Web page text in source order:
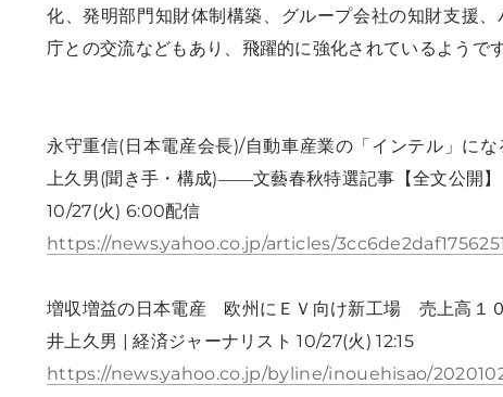
化、発明部門知財体制構築、グループ会社の知財支援
庁との交流などもあり、飛躍的に強化されているようです
永守重信(日本電産会長)/自動車産業の「インテル」に
上久男(聞き手・構成)――文藝春秋特選記事【全文公開】
10/27(火) 6:00配信
https://news.yahoo.co.jp/articles/
増収増益の日本電産 欧州にＥＶ向け新工場 売上高１
井上久男 | 経済ジャーナリスト 10/27(火) 12:15
https://news.yahoo.co.jp/byline/inouehisao/